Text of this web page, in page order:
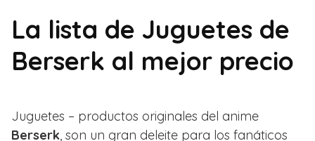
La lista de Juguetes de
Berserk al mejor precio
Juguetes – productos originales del anime
Berserk, son un gran deleite para los fanáticos